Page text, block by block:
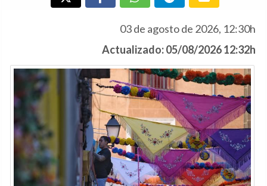
03 de agosto de 2026, 12:30h
Actualizado: 05/08/2026 12:32h